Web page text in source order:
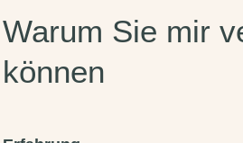
Warum Sie mir
können